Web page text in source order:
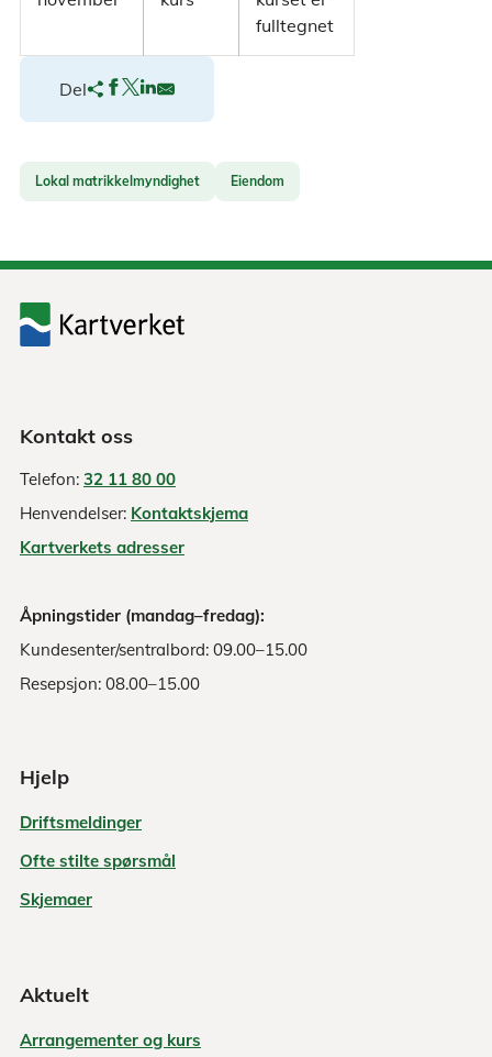
fulltegnet
Del
Lokal matrikkelmyndighet Eiendom
Kontakt oss
Telefon: 32 11 80 00
Henvendelser: Kontaktskjema
Kartverkets adresser
Åpningstider (mandag–fredag):
Kundesenter/sentralbord: 09.00–15.00
Resepsjon: 08.00–15.00
Hjelp
Driftsmeldinger
Ofte stilte spørsmål
Skjemaer
Aktuelt
Arrangementer og kurs